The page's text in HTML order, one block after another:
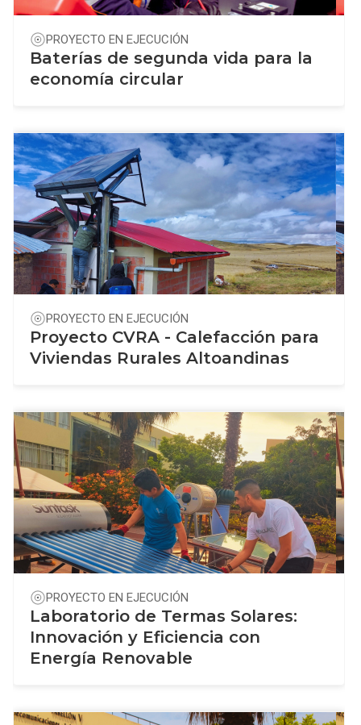
PROYECTO EN EJECUCIÓN
Baterías de segunda vida para la
economía circular
PROYECTO EN EJECUCIÓN
Proyecto CVRA - Calefacción para
Viviendas Rurales Altoandinas
PROYECTO EN EJECUCIÓN
Laboratorio de Termas Solares:
Innovación y Eficiencia con
Energía Renovable